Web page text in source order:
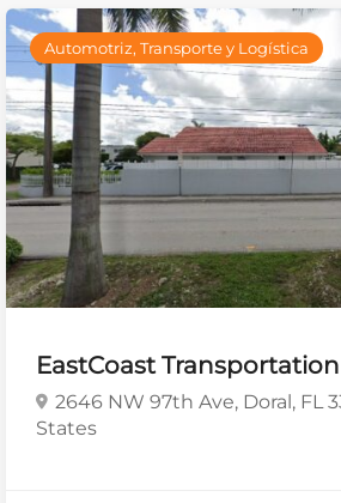
Automotriz, Transporte y Logística
EastCoast
2646 NW 97th Ave, Doral, FL
States